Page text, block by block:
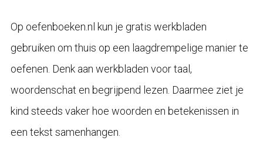
Op oefenboeken.nl kun je gratis werkbladen
gebruiken om thuis op een laagdrempelige manier te
oefenen. Denk aan werkbladen voor taal,
woordenschat en begrijpend lezen. Daarmee ziet je
kind steeds vaker hoe woorden en betekenissen in
een tekst samenhangen.